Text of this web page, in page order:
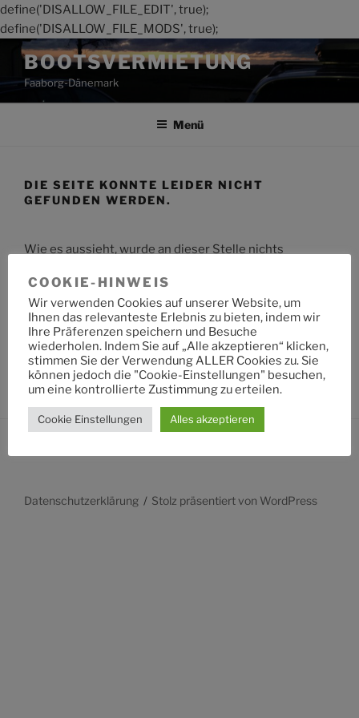
define('DISALLOW_FILE_EDIT', true);
define('DISALLOW_FILE_MODS', true);
Zum
Inhalt
springen
BOOTSVERMIETUNG
Faaborg-Dänemark
Menü
DIE SEITE KONNTE LEIDER NICHT
GEFUNDEN WERDEN.
Wie es aussieht, wurde an dieser Stelle nichts
Suche
nach:
Datenschutzerklärung Stolz präsentiert von WordPress
COOKIE-HINWEIS
Wir verwenden Cookies auf unserer Website, um
Ihnen das relevanteste Erlebnis zu bieten, indem wir
Ihre Präferenzen speichern und Besuche
wiederholen. Indem Sie auf „Alle akzeptieren“ klicken,
stimmen Sie der Verwendung ALLER Cookies zu. Sie
können jedoch die "Cookie-Einstellungen" besuchen,
um eine kontrollierte Zustimmung zu erteilen.
Cookie Einstellungen Alles akzeptieren